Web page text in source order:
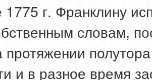
г. Франклину
словам,
протяжении
и в разное время